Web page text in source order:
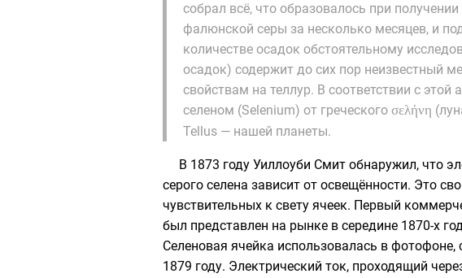
собрал всё, что образовалось при
фалюнской серы за несколько месяцев, и
количестве осадок обстоятельному
осадок) содержит до сих пор неизвестный
свойствам на теллур. В соответствии с этой
селеном (Selenium) от греческого σελήνη
Tellus — нашей планеты.
В 1873 году Уиллоуби Смит обнаружил, что
серого селена зависит от освещённости. Это
чувствительных к свету ячеек. Первый
был представлен на рынке в середине 1870-х
Селеновая ячейка использовалась в фотофоне,
1879 году. Электрический ток, проходящий